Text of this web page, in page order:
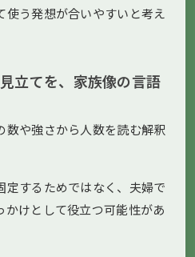
使う発想が合いやすいと考え
立てを、家族像の言語
数や強さから人数を読む解釈
定するためではなく、夫婦で
けとして役立つ可能性があ